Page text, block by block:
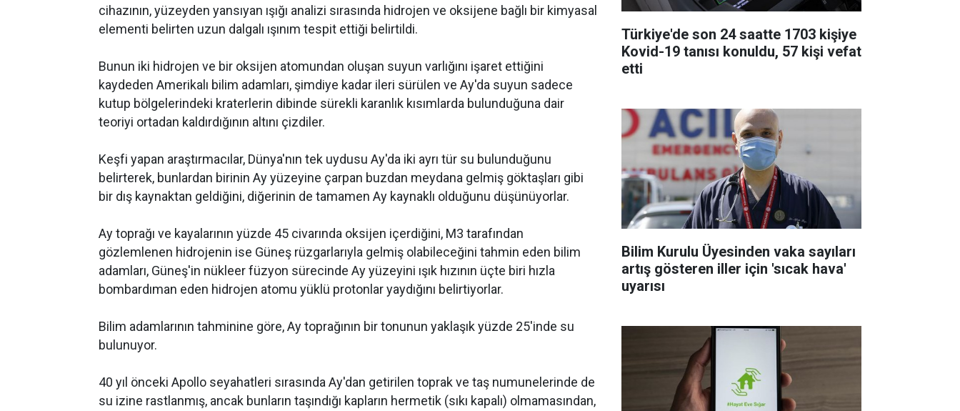
cihazının, yüzeyden yansıyan ışığı analizi sırasında hidrojen ve oksijene bağlı bir kimyasal
elementi belirten uzun dalgalı ışınım tespit ettiği belirtildi.
Bunun iki hidrojen ve bir oksijen atomundan oluşan suyun varlığını işaret ettiğini
kaydeden Amerikalı bilim adamları, şimdiye kadar ileri sürülen ve Ay'da suyun sadece
kutup bölgelerindeki kraterlerin dibinde sürekli karanlık kısımlarda bulunduğuna dair
teoriyi ortadan kaldırdığının altını çizdiler.
Keşfi yapan araştırmacılar, Dünya'nın tek uydusu Ay'da iki ayrı tür su bulunduğunu
belirterek, bunlardan birinin Ay yüzeyine çarpan buzdan meydana gelmiş göktaşları gibi
bir dış kaynaktan geldiğini, diğerinin de tamamen Ay kaynaklı olduğunu düşünüyorlar.
Ay toprağı ve kayalarının yüzde 45 civarında oksijen içerdiğini, M3 tarafından
gözlemlenen hidrojenin ise Güneş rüzgarlarıyla gelmiş olabileceğini tahmin eden bilim
adamları, Güneş'in nükleer füzyon sürecinde Ay yüzeyini ışık hızının üçte biri hızla
bombardıman eden hidrojen atomu yüklü protonlar yaydığını belirtiyorlar.
Bilim adamlarının tahminine göre, Ay toprağının bir tonunun yaklaşık yüzde 25'inde su
bulunuyor.
40 yıl önceki Apollo seyahatleri sırasında Ay'dan getirilen toprak ve taş numunelerinde de
su izine rastlanmış, ancak bunların taşındığı kapların hermetik (sıkı kapalı) olmamasından,
Türkiye'de son 24 saatte 1703 kişiye
Kovid-19 tanısı konuldu, 57 kişi vefat
etti
Bilim Kurulu Üyesinden vaka sayıları
artış gösteren iller için 'sıcak hava'
uyarısı